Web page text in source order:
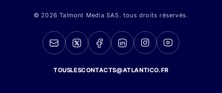
© 2026 Talmont Media SAS. tous droits réservés.
TOUSLESCONTACTS@ATLANTICO.FR